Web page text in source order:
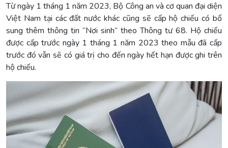
Từ ngày 1 tháng 1 năm 2023, Bộ Công an và cơ quan đại diện
Việt Nam tại các đất nước khác cũng sẽ cấp hộ chiếu có bổ
sung thêm thông tin “Nơi sinh” theo Thông tư 68. Hộ chiếu
được cấp trước ngày 1 tháng 1 năm 2023 theo mẫu đã cấp
trước đó vẫn sẽ có giá trị cho đến ngày hết hạn được ghi trên
hộ chiếu.